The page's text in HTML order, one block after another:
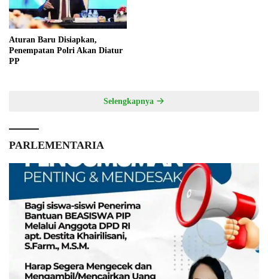
Aturan Baru Disiapkan,
Penempatan Polri Akan Diatur
PP
Selengkapnya
PARLEMENTARIA